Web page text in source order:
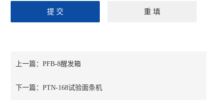
上一篇：PFB-8醒发箱
下一篇：PTN-168试验面条机